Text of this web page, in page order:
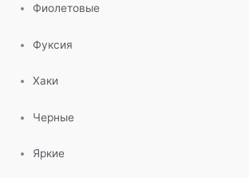
Фиолетовые
Фуксия
Хаки
Черные
Яркие